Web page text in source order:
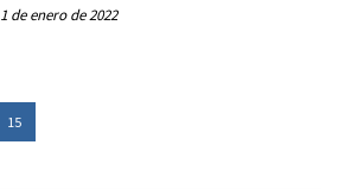
1 de enero de 2022
15